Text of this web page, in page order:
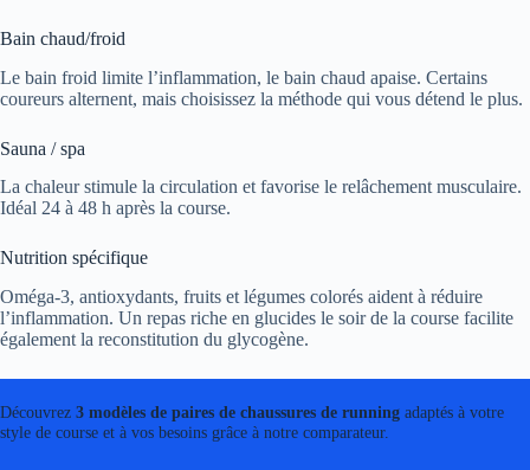
Bain chaud/froid
Le bain froid limite l’inflammation, le bain chaud apaise. Certains
coureurs alternent, mais choisissez la méthode qui vous détend le plus.
Sauna / spa
La chaleur stimule la circulation et favorise le relâchement musculaire.
Idéal 24 à 48 h après la course.
Nutrition spécifique
Oméga-3, antioxydants, fruits et légumes colorés aident à réduire
l’inflammation. Un repas riche en glucides le soir de la course facilite
également la reconstitution du glycogène.
Découvrez 3 modèles de paires de chaussures de running adaptés à votre
style de course et à vos besoins grâce à notre comparateur.